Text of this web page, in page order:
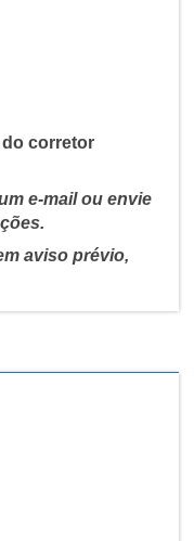
corretor
e-mail ou envie
aviso prévio,